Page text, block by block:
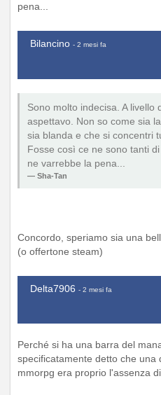
pena...
Bilancino - 2 mesi fa
Sono molto indecisa. A livello
aspettavo. Non so come sia
sia blanda e che si concentri
Fosse così ce ne sono tanti
ne varrebbe la pena...
Sha-Tan
Concordo, speriamo sia una
(o offertone steam)
Delta7906 - 2 mesi fa
Perché si ha una barra del
specificatamente detto che una
mmorpg era proprio l'assenza